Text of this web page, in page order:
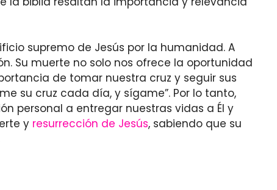
supremo de Jesús por la humanidad. A
Su muerte no solo nos ofrece la oportunidad
de tomar nuestra cruz y seguir sus
su cruz cada día, y sígame”. Por lo tanto,
personal a entregar nuestras vidas a Él y
y resurrección de Jesús, sabiendo que su